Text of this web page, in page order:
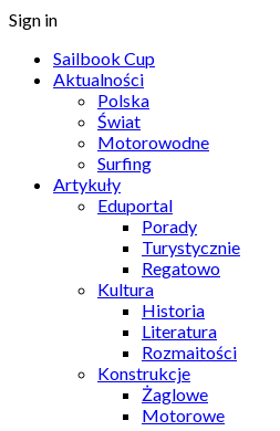
Sign in
Sailbook Cup
Aktualności
Polska
Świat
Motorowodne
Surfing
Artykuły
Eduportal
Porady
Turystycznie
Regatowo
Kultura
Historia
Literatura
Rozmaitości
Konstrukcje
Żaglowe
Motorowe